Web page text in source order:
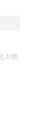
お肌
分